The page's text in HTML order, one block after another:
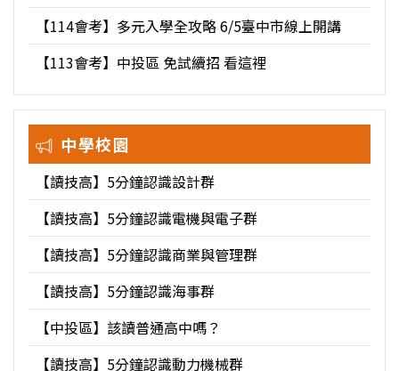
【114會考】多元入學全攻略 6/5臺中市線上開講
【113會考】中投區 免試續招 看這裡
中學校園
【讀技高】5分鐘認識設計群
【讀技高】5分鐘認識電機與電子群
【讀技高】5分鐘認識商業與管理群
【讀技高】5分鐘認識海事群
【中投區】該讀普通高中嗎？
【讀技高】5分鐘認識動力機械群